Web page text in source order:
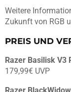
Weitere
Zukunft von RGB
PREIS UND
Razer Basilisk V3
179,99€ UVP